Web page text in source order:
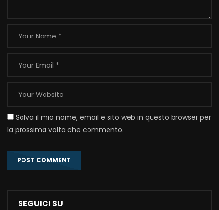
Salva il mio nome, email e sito web in questo browser per
la prossima volta che commento.
SEGUICI SU